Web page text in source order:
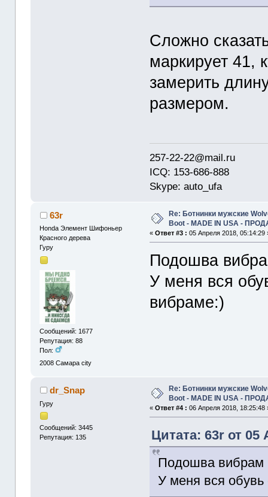
Сложно
маркирует 41,
замерить
размером.
257-22-22@mail.ru
ICQ: 153-686-888
Skype: auto_ufa
63r
Honda Элемент Шифоньер
Красного дерева
Гуру
Сообщений: 1677
Репутация: 88
Пол:
2008 Самара city
Re: Ботнинки мужские
Boot - MADE IN USA -
«Ответ #3 : 05 Апреля 2018, 05:14:29
Подошва
У меня вся
вибраме:)
dr_Snap
Гуру
Сообщений: 3445
Репутация: 135
Re: Ботнинки мужские
Boot - MADE IN USA -
«Ответ #4 : 06 Апреля 2018, 18:25:48
Цитата: 63r от 05
Подошва вибрам
У меня вся обувь